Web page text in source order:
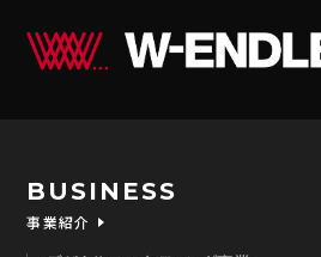
BUSINESS
事業紹介